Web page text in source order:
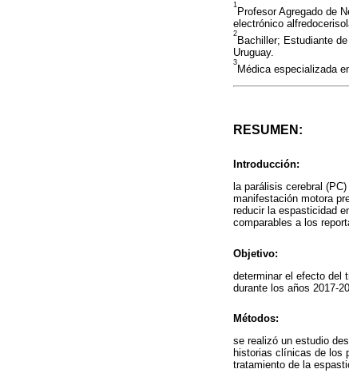
1
Profesor Agregado de
electrónico
2
Bachiller; Estudiante
Uruguay.
3
Médica especializada
RESUMEN:
Introducción:
la parálisis cerebral
manifestación motora
reducir la espasticidad
comparables a los
Objetivo:
determinar el efecto del
durante los años 2017-
Métodos:
se realizó un estudio
historias clínicas de los
tratamiento de la